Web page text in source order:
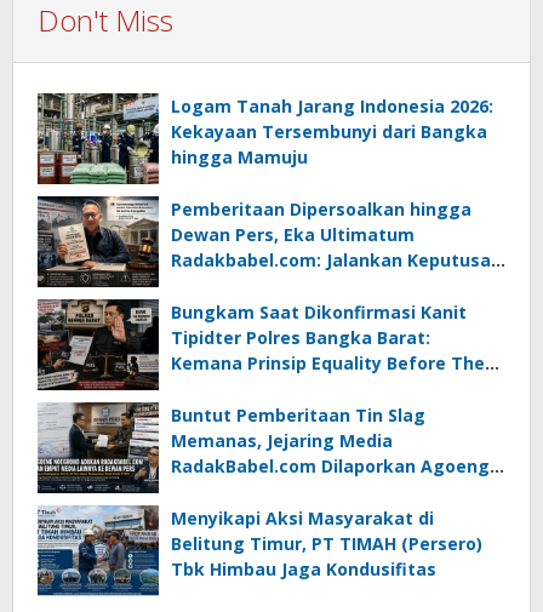
Don't Miss
Logam Tanah Jarang Indonesia 2026:
Kekayaan Tersembunyi dari Bangka
hingga Mamuju
Pemberitaan Dipersoalkan hingga
Dewan Pers, Eka Ultimatum
Radakbabel.com: Jalankan Keputusan
Bungkam Saat Dikonfirmasi Kanit
Tipidter Polres Bangka Barat:
Kemana Prinsip Equality Before The
Buntut Pemberitaan Tin Slag
Memanas, Jejaring Media
RadakBabel.com Dilaporkan Agoeng
Menyikapi Aksi Masyarakat di
Belitung Timur, PT TIMAH (Persero)
Tbk Himbau Jaga Kondusifitas